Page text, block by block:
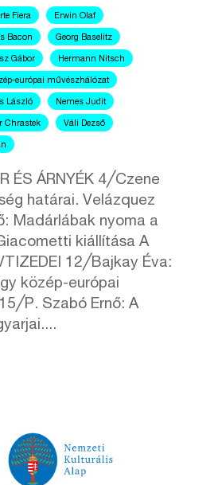
Fiera Erwin Olaf
Bacon Georg Baselitz
Gábor Hermann Nitsch
európai művészhálózat
László Nemes Judit
Chrastek Váli Dezső
ÉS ÁRNYÉK 4╱Czene
határai. Velázquez
Madárlábak nyoma a
kiállítása A
12╱Bajkay Éva:
közép-európai
Szabó Ernő: A